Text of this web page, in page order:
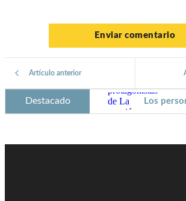
Artículo anterior
Destacado